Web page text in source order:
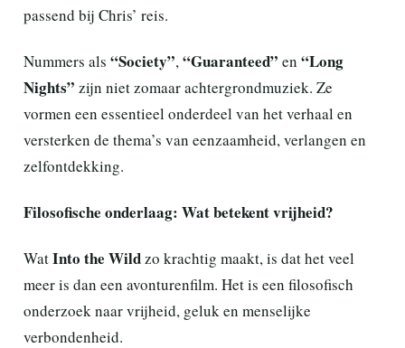
passend bij Chris’ reis.
Nummers als “Society”,“Guaranteed” en “Long
Nights” zijn niet zomaar achtergrondmuziek. Ze
vormen een essentieel onderdeel van het verhaal en
versterken de thema’s van eenzaamheid, verlangen en
zelfontdekking.
Filosofische onderlaag: Wat betekent vrijheid?
WatInto the Wildzo krachtig maakt, is dat het veel
meer is dan een avonturenfilm. Het is een filosofisch
onderzoek naar vrijheid, geluk en menselijke
verbondenheid.